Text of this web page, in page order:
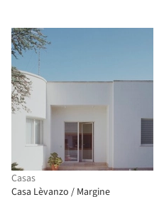
Casas
Casa Lèvanzo / Margine